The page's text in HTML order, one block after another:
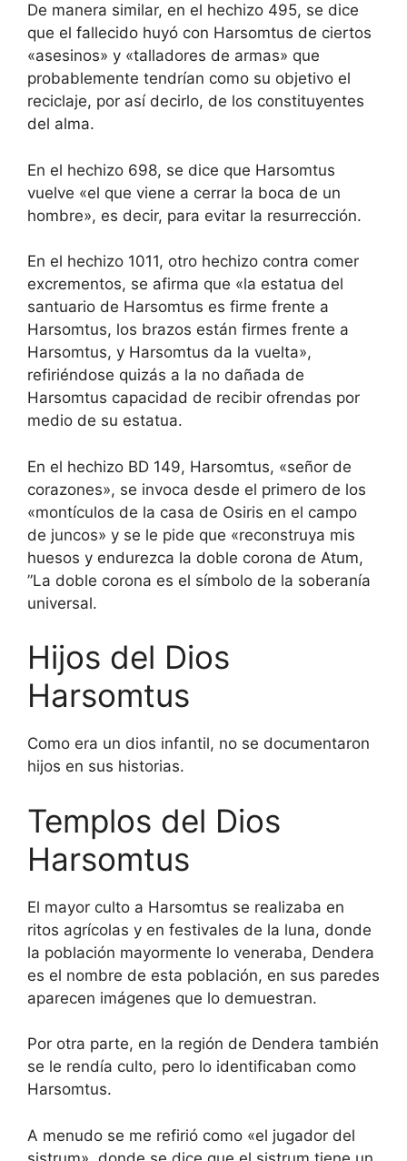
De manera similar, en el hechizo 495, se dice
que el fallecido huyó con Harsomtus de ciertos
«asesinos» y «talladores de armas» que
probablemente tendrían como su objetivo el
reciclaje, por así decirlo, de los constituyentes
del alma.
En el hechizo 698, se dice que Harsomtus
vuelve «el que viene a cerrar la boca de un
hombre», es decir, para evitar la resurrección.
En el hechizo 1011, otro hechizo contra comer
excrementos, se afirma que «la estatua del
santuario de Harsomtus es firme frente a
Harsomtus, los brazos están firmes frente a
Harsomtus, y Harsomtus da la vuelta»,
refiriéndose quizás a la no dañada de
Harsomtus capacidad de recibir ofrendas por
medio de su estatua.
En el hechizo BD 149, Harsomtus, «señor de
corazones», se invoca desde el primero de los
«montículos de la casa de Osiris en el campo
de juncos» y se le pide que «reconstruya mis
huesos y endurezca la doble corona de Atum,
”La doble corona es el símbolo de la soberanía
universal.
Hijos del Dios
Harsomtus
Como era un dios infantil, no se documentaron
hijos en sus historias.
Templos del Dios
Harsomtus
El mayor culto a Harsomtus se realizaba en
ritos agrícolas y en festivales de la luna, donde
la población mayormente lo veneraba, Dendera
es el nombre de esta población, en sus paredes
aparecen imágenes que lo demuestran.
Por otra parte, en la región de Dendera también
se le rendía culto, pero lo identificaban como
Harsomtus.
A menudo se me refirió como «el jugador del